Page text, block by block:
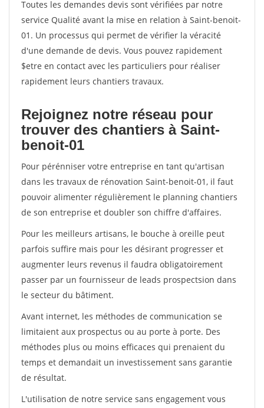
Toutes les demandes devis sont vérifiées par notre
service Qualité avant la mise en relation à Saint-benoit-
01. Un processus qui permet de vérifier la véracité
d'une demande de devis. Vous pouvez rapidement
$etre en contact avec les particuliers pour réaliser
rapidement leurs chantiers travaux.
Rejoignez notre réseau pour
trouver des chantiers à Saint-
benoit-01
Pour pérénniser votre entreprise en tant qu'artisan
dans les travaux de rénovation Saint-benoit-01, il faut
pouvoir alimenter régulièrement le planning chantiers
de son entreprise et doubler son chiffre d'affaires.
Pour les meilleurs artisans, le bouche à oreille peut
parfois suffire mais pour les désirant progresser et
augmenter leurs revenus il faudra obligatoirement
passer par un fournisseur de leads prospectsion dans
le secteur du bâtiment.
Avant internet, les méthodes de communication se
limitaient aux prospectus ou au porte à porte. Des
méthodes plus ou moins efficaces qui prenaient du
temps et demandait un investissement sans garantie
de résultat.
L'utilisation de notre service sans engagement vous